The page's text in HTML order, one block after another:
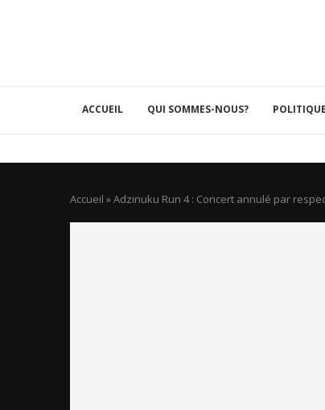
ACCUEIL QUI SOMMES-NOUS? POLITIQUE
Accueil »Adzinuku Run 4 : Concert annulé par